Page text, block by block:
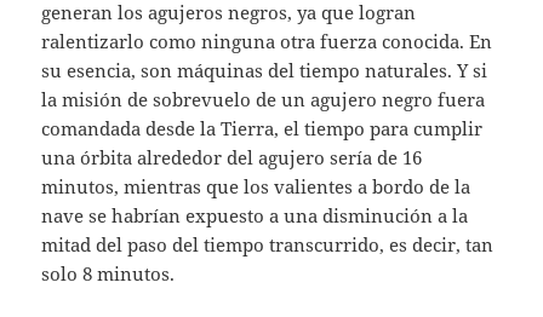
generan los agujeros negros, ya que logran
ralentizarlo como ninguna otra fuerza conocida. En
su esencia, son máquinas del tiempo naturales. Y si
la misión de sobrevuelo de un agujero negro fuera
comandada desde la Tierra, el tiempo para cumplir
una órbita alrededor del agujero sería de 16
minutos, mientras que los valientes a bordo de la
nave se habrían expuesto a una disminución a la
mitad del paso del tiempo transcurrido, es decir, tan
solo 8 minutos.